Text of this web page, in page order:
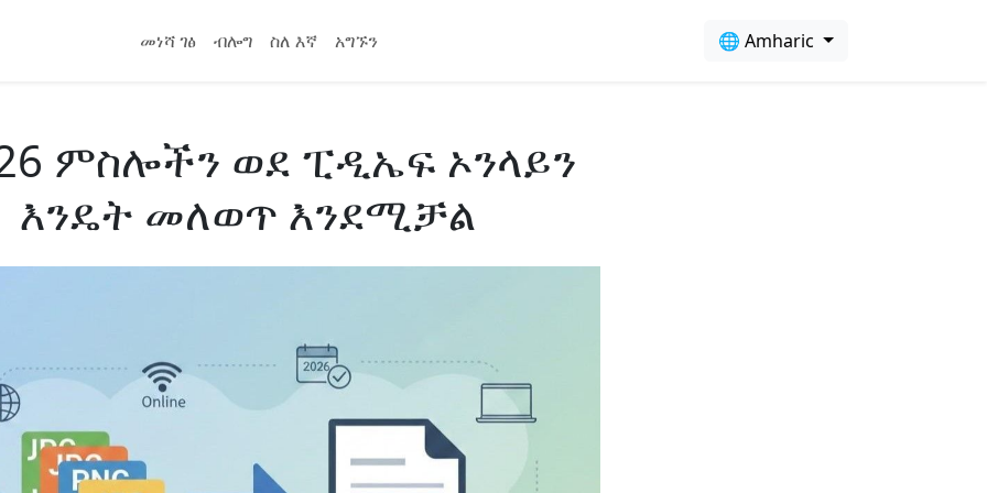
መነሻ ገፅ ብሎግ ስለ እኛ አግኙን 🌐 Amharic
ምስሎችን ወደ ፒዲኤፍ ኦንላይን
እንዴት መለወጥ እንደሚቻል